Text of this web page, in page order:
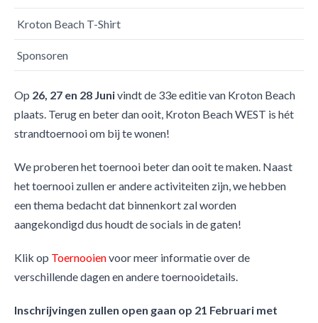
Kroton Beach T-Shirt
Sponsoren
Op 26, 27 en 28 Junivindt de 33e editie van Kroton Beach
plaats. Terug en beter dan ooit, Kroton Beach WEST is hét
strandtoernooi om bij te wonen!
We proberen het toernooi beter dan ooit te maken. Naast
het toernooi zullen er andere activiteiten zijn, we hebben
een thema bedacht dat binnenkort zal worden
aangekondigd dus houdt de socials in de gaten!
Klik op Toernooienvoor meer informatie over de
verschillende dagen en andere toernooidetails.
Inschrijvingen zullen open gaan op 21 Februari met